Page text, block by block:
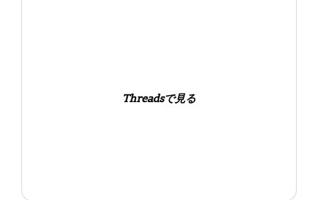
Threadsで見る